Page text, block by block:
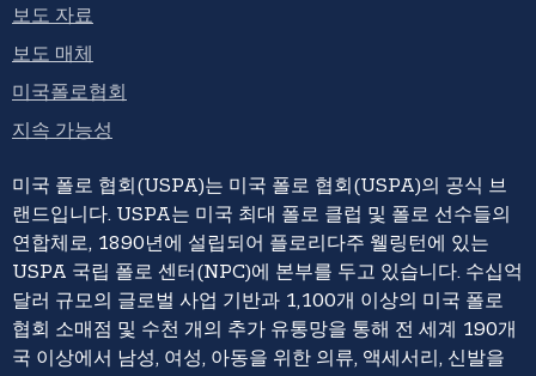
보도 자료
보도 매체
미국폴로협회
지속 가능성
미국 폴로 협회(USPA)는 미국 폴로 협회(USPA)의 공식 브
랜드입니다. USPA는 미국 최대 폴로 클럽 및 폴로 선수들의
연합체로, 1890년에 설립되어 플로리다주 웰링턴에 있는
USPA 국립 폴로 센터(NPC)에 본부를 두고 있습니다. 수십억
달러 규모의 글로벌 사업 기반과 1,100개 이상의 미국 폴로
협회 소매점 및 수천 개의 추가 유통망을 통해 전 세계 190개
국 이상에서 남성, 여성, 아동을 위한 의류, 액세서리, 신발을